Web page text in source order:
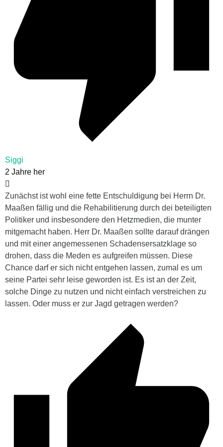
Siggi
2 Jahre her
Zunächst ist wohl eine fette Entschuldigung bei Herrn Dr.
Maaßen fällig und die Rehabilitierung durch dei beteiligten
Politiker und insbesondere den Hetzmedien, die munter
mitgemacht haben. Herr Dr. Maaßen sollte darauf drängen
und mit einer angemessenen Schadensersatzklage so
drohen, dass die Meden es aufgreifen müssen. Diese
Chance darf er sich nicht entgehen lassen, zumal es um
seine Partei sehr leise geworden ist. Es ist an der Zeit,
solche Dinge zu nutzen und nicht einfach verstreichen zu
lassen. Oder muss er zur Jagd getragen werden?